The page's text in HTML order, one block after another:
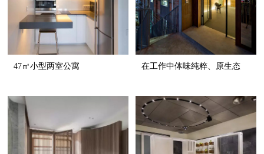
47㎡小型两室公寓 在工作中体味纯粹、原生态